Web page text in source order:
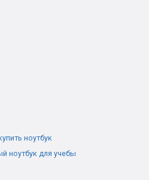
ноутбук
ноутбук для учебы